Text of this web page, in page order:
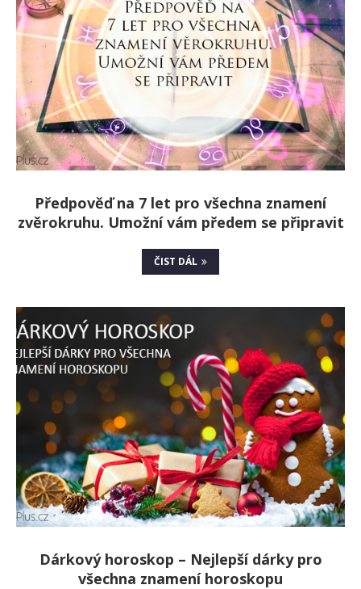
Předpověď na 7 let pro všechna znamení
zvěrokruhu. Umožní vám předem se připravit
ČIST DÁL
Dárkový horoskop – Nejlepší dárky pro
všechna znamení horoskopu